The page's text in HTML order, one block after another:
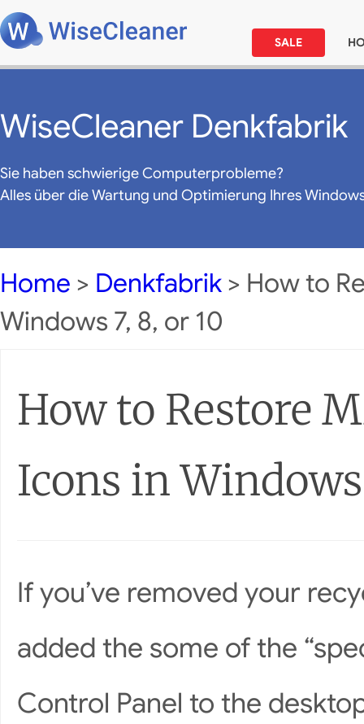
SALE
WiseCleaner Denkfabrik
Sie haben schwierige Computerprobleme?
Alles über die Wartung und Optimierung Ihres
Home > Denkfabrik > How to
Windows 7, 8, or 10
How to Restore
Icons in
If you’ve removed your
added the some of the
Control Panel to the